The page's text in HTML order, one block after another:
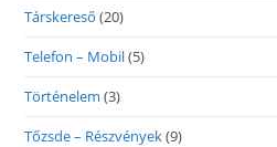
Társkereső (20)
Telefon – Mobil(5)
Történelem (3)
Tőzsde – Részvények(9)